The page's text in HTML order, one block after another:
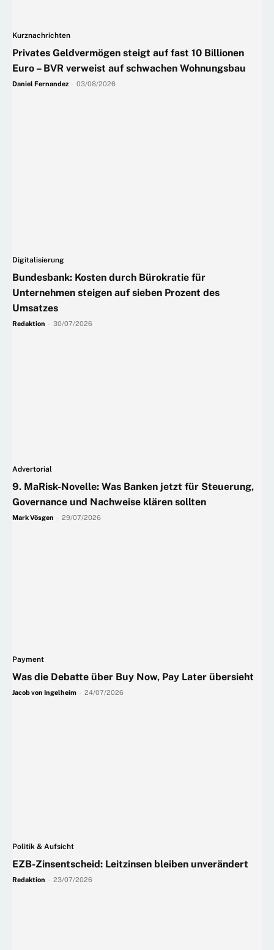
Kurznachrichten
Privates Geldvermögen steigt auf fast 10 Billionen
Euro – BVR verweist auf schwachen Wohnungsbau
Daniel Fernandez 03/08/2026
Digitalisierung
Bundesbank: Kosten durch Bürokratie für
Unternehmen steigen auf sieben Prozent des
Umsatzes
Redaktion 30/07/2026
Advertorial
9. MaRisk-Novelle: Was Banken jetzt für Steuerung,
Governance und Nachweise klären sollten
Mark Vösgen 29/07/2026
Payment
Was die Debatte über Buy Now, Pay Later übersieht
Jacob von Ingelheim 24/07/2026
Politik & Aufsicht
EZB-Zinsentscheid: Leitzinsen bleiben unverändert
Redaktion 23/07/2026